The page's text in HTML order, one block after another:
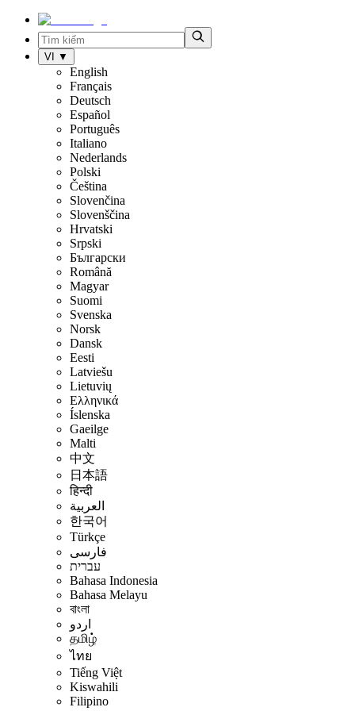
VI ▼
English
Français
Deutsch
Español
Português
Italiano
Nederlands
Polski
Čeština
Slovenčina
Slovenščina
Hrvatski
Srpski
Български
Română
Magyar
Suomi
Svenska
Norsk
Dansk
Eesti
Latviešu
Lietuvių
Ελληνικά
Íslenska
Gaeilge
Malti
中文
日本語
हिन्दी
العربية
한국어
Türkçe
فارسی
עברית
Bahasa Indonesia
Bahasa Melayu
বাংলা
اردو
தமிழ்
ไทย
Tiếng Việt
Kiswahili
Filipino